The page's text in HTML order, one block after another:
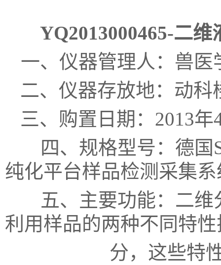
YQ2013000465-二维
一、仪器管理人：兽
二、仪器存放地：动
三、购置日期： 2013年
四、规格型号：德国
纯化平台样品检测采集系
五、主要功能：二维
利用样品的两种不同特
分，这些特性包括